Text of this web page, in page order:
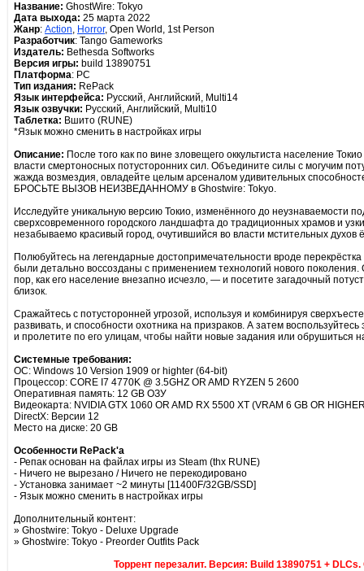
Название: GhostWire: Tokyo
Дата выхода: 25 марта 2022
Жанр: Action, Horror, Open World, 1st Person
Разработчик: Tango Gameworks
Издатель: Bethesda Softworks
Версия игры: build 13890751
Платформа: PC
Тип издания: RePack
Язык интерфейса: Русский, Английский, Multi14
Язык озвучки: Русский, Английский, Multi10
Таблетка: Вшито (RUNE)
*Язык можно сменить в настройках игры
Описание: После того как по вине зловещего оккультиста население
власти смертоносных потусторонних сил. Объедините силы с могучим
жажда возмездия, овладейте целым арсеналом удивительных
БРОСЬТЕ ВЫЗОВ НЕИЗВЕДАННОМУ в Ghostwire: Tokyo.
Исследуйте уникальную версию Токио, изменённого до неузнаваемости
сверхсовременного городского ландшафта до традиционных храмов и
незабываемо красивый город, очутившийся во власти мстительных духов
Полюбуйтесь на легендарные достопримечательности вроде
были детально воссозданы с применением технологий нового
пор, как его население внезапно исчезло, — и посетите загадочный
близок.
Сражайтесь с потусторонней угрозой, используя и комбинируя
развивать, и способности охотника на призраков. А затем
и пролетите по его улицам, чтобы найти новые задания или обрушиться
Системные требования:
ОС: Windows 10 Version 1909 or highter (64-bit)
Процессор: CORE I7 4770K @ 3.5GHZ OR AMD RYZEN 5 2600
Оперативная память: 12 GB ОЗУ
Видеокарта: NVIDIA GTX 1060 OR AMD RX 5500 XT (VRAM 6 GB OR
DirectX: Версии 12
Место на диске: 20 GB
Особенности RePack'а
- Репак основан на файлах игры из Steam (thx RUNE)
- Ничего не вырезано / Ничего не перекодировано
- Установка занимает ~2 минуты [11400F/32GB/SSD]
- Язык можно сменить в настройках игры
Дополнительный контент:
» Ghostwire: Tokyo - Deluxe Upgrade
» Ghostwire: Tokyo - Preorder Outfits Pack
Торрент перезалит. Версия: Build 13890751 +